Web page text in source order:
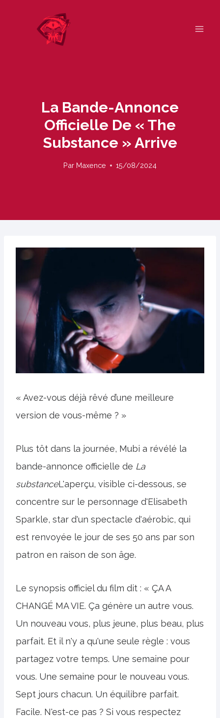
La Bande-Annonce
Officielle De « The
Substance » Arrive
Par Maxence 15/08/2024
« Avez-vous déjà rêvé d’une meilleure
version de vous-même ? »
Plus tôt dans la journée, Mubi a révélé la
bande-annonce officielle de La
substanceL'aperçu, visible ci-dessous, se
concentre sur le personnage d'Elisabeth
Sparkle, star d'un spectacle d'aérobic, qui
est renvoyée le jour de ses 50 ans par son
patron en raison de son âge.
Le synopsis officiel du film dit : « ÇA A
CHANGÉ MA VIE. Ça génère un autre vous.
Un nouveau vous, plus jeune, plus beau, plus
parfait. Et il n'y a qu'une seule règle : vous
partagez votre temps. Une semaine pour
vous. Une semaine pour le nouveau vous.
Sept jours chacun. Un équilibre parfait.
Facile. N'est-ce pas ? Si vous respectez